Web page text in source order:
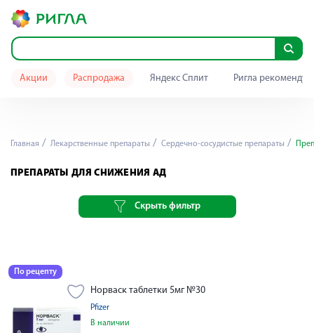
Акции Распродажа Яндекс Сплит Ригла
Главная Лекарственные препараты Сердечно-сосудистые препараты
ПРЕПАРАТЫ ДЛЯ СНИЖЕНИЯ АД
Скрыть фильтр
По рецепту
Норваск таблетки 5мг №30
Pfizer
В наличии